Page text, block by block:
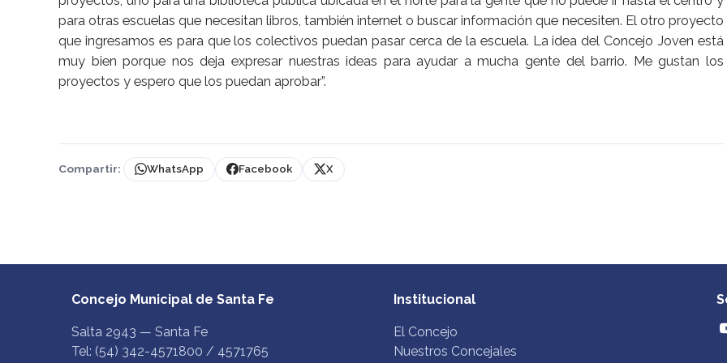
para otras escuelas que necesitan libros, también internet o buscar información que necesiten. El otro proyecto
que ingresamos es para que los colectivos puedan pasar cerca de la escuela. La idea del Concejo Joven está
muy bien porque nos deja expresar nuestras ideas para ayudar a mucha gente del barrio. Me gustan los
proyectos y espero que los puedan aprobar”.
Compartir: WhatsApp Facebook X
Concejo Municipal de Santa Fe
Salta 2943 — Santa Fe
Tel: (54) 342-4571800 / 4571765
Institucional
El Concejo
Nuestros Concejales